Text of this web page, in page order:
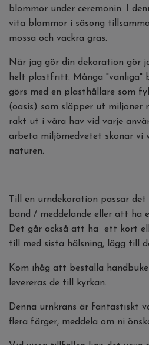
blommor under ceremonin. I
vita blommor i säsong
mossa och vackra gräs.
När jag gör din dekoration gör
helt plastfritt. Många "vanliga"
görs med en plasthållare som
(oasis) som släpper ut miljoner
rakt ut i våra hav vid varje
arbeta miljömedvetet skonar vi
naturen.
Till en urndekoration passar
band / meddelande eller att ha
Det går också att ha ett kort
till med sista hälsning, lägg till
Kom ihåg att beställa
levereras de till kyrkan.
Denna urnkrans är fantastiskt
flera färger, meddela om ni